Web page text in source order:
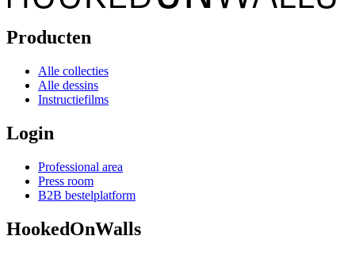
Producten
Alle collecties
Alle dessins
Instructiefilms
Login
Professional area
Press room
B2B bestelplatform
HookedOnWalls